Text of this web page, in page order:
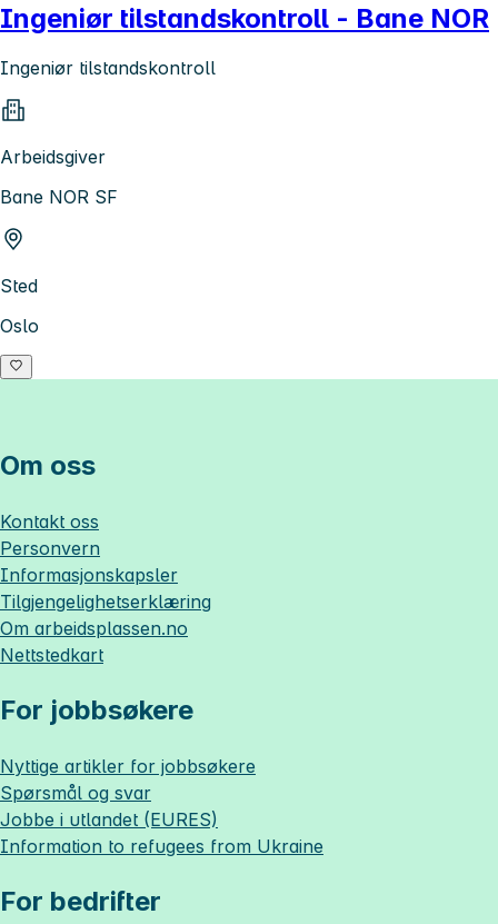
Ingeniør tilstandskontroll - Bane NOR
Ingeniør tilstandskontroll
Arbeidsgiver
Bane NOR SF
Sted
Oslo
Om oss
Kontakt oss
Personvern
Informasjonskapsler
Tilgjengelighetserklæring
Om arbeidsplassen.no
Nettstedkart
For jobbsøkere
Nyttige artikler for jobbsøkere
Spørsmål og svar
Jobbe i utlandet (EURES)
Information to refugees from Ukraine
For bedrifter